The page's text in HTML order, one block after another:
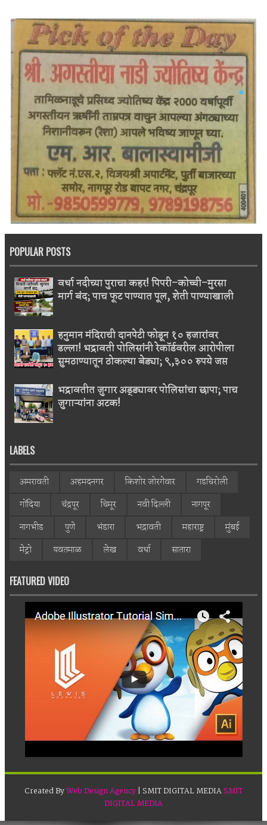
POPULAR POSTS
वर्धा नदीच्या पुराचा कहर! पिपरी–कोच्ची–मुरसा
मार्ग बंद; पाच फूट पाण्यात पूल, शेती पाण्याखाली
हनुमान मंदिराची दानपेटी फोडून १० हजारांवर
डल्ला! भद्रावती पोलिसांनी रेकॉर्डवरील आरोपीला
सुमठाण्यातून ठोकल्या बेड्या; ९,३०० रुपये जप्त
भद्रावतीत जुगार अड्ड्यावर पोलिसांचा छापा; पाच
जुगाऱ्यांना अटक!
LABELS
अमरावती अहमदनगर किशोर जोरगेवार
गडचिरोली
गोंदिया
चंद्रपूर चिमूर नवी दिल्ली
नागपूर
नागभीड
पुणे भंडारा भद्रावती महाराष्ट्र
मुंबई
मेट्रो
यवतमाळ लेख वर्धा सातारा
FEATURED VIDEO
Created ByWeb Design Agency| SMIT DIGITAL MEDIASMIT
DIGITAL MEDIA